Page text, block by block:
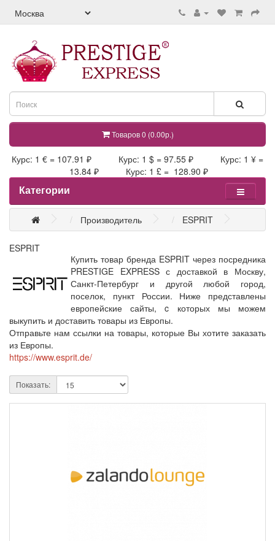
Товаров 0 (0.00р.)
Курс: 1 € = 107.91 ₽ Курс: 1 $ = 97.55 ₽ Курс: 1 ¥ =
13.84 ₽ Курс: 1 £ = 128.90 ₽
Категории
Производитель ESPRIT
ESPRIT
Купить товар бренда ESPRIT через посредника
PRESTIGE EXPRESS с доставкой в Москву,
Санкт-Петербург и другой любой город,
поселок, пункт России. Ниже представлены
европейские сайты, c которых мы можем
выкупить и доставить товары из Европы.
Отправьте нам ссылки на товары, которые Вы хотите заказать
из Европы.
https://www.esprit.de/
Показать: